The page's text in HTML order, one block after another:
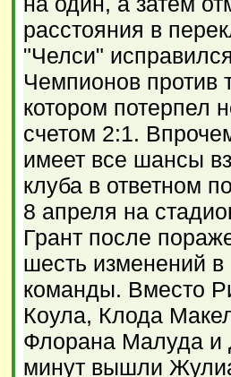
расстояния в
"Челси"
Чемпионов против
котором потерпел
счетом 2:1.
имеет все шансы
клуба в ответном
8 апреля на
Грант после
шесть изменений в
команды. Вместо
Коула, Клода
Флорана Малуда и
минут вышли